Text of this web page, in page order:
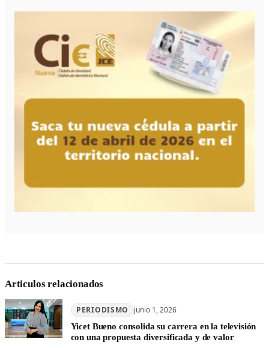
Articulos relacionados
PERIODISMO junio 1, 2026
Yicet Bueno consolida su carrera en la televisión
con una propuesta diversificada y de valor